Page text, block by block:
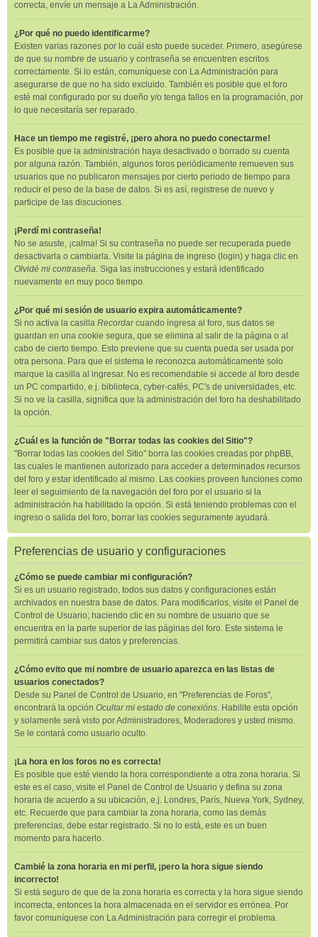
correcta, envíe un mensaje a La Administración.
¿Por qué no puedo identificarme?
Existen varias razones por lo cuál esto puede suceder. Primero, asegúrese
de que su nombre de usuario y contraseña se encuentren escritos
correctamente. Si lo están, comuníquese con La Administración para
asegurarse de que no ha sido excluido. También es posible que el foro
esté mal configurado por su dueño y/o tenga fallos en la programación, por
lo que necesitaría ser reparado.
Hace un tiempo me registré, ¡pero ahora no puedo conectarme!
Es posible que la administración haya desactivado o borrado su cuenta
por alguna razón. También, algunos foros periódicamente remueven sus
usuarios que no publicaron mensajes por cierto periodo de tiempo para
reducir el peso de la base de datos. Si es así, registrese de nuevo y
participe de las discuciones.
¡Perdí mi contraseña!
No se asuste, ¡calma! Si su contraseña no puede ser recuperada puede
desactivarla o cambiarla. Visite la página de ingreso (login) y haga clic en
Olvidé mi contraseña. Siga las instrucciones y estará identificado
nuevamente en muy poco tiempo.
¿Por qué mi sesión de usuario expira automáticamente?
Si no activa la casilla Recordarcuando ingresa al foro, sus datos se
guardan en una cookie segura, que se elimina al salir de la página o al
cabo de cierto tiempo. Esto previene que su cuenta pueda ser usada por
otra persona. Para que el sistema le reconozca automáticamente solo
marque la casilla al ingresar. No es recomendable si accede al foro desde
un PC compartido, e.j. biblioteca, cyber-cafés, PC's de universidades, etc.
Si no ve la casilla, significa que la administración del foro ha deshabilitado
la opción.
¿Cuál es la función de "Borrar todas las cookies del Sitio"?
"Borrar todas las cookies del Sitio" borra las cookies creadas por phpBB,
las cuales le mantienen autorizado para acceder a determinados recursos
del foro y estar identificado al mismo. Las cookies proveen funciones como
leer el seguimiento de la navegación del foro por el usuario si la
administración ha habilitado la opción. Si está teniendo problemas con el
ingreso o salida del foro, borrar las cookies seguramente ayudará.
Preferencias de usuario y configuraciones
¿Cómo se puede cambiar mi configuración?
Si es un usuario registrado, todos sus datos y configuraciones están
archivados en nuestra base de datos. Para modificarlos, visite el Panel de
Control de Usuario; haciendo clic en su nombre de usuario que se
encuentra en la parte superior de las páginas del foro. Este sistema le
permitirá cambiar sus datos y preferencias.
¿Cómo evito que mi nombre de usuario aparezca en las listas de
usuarios conectados?
Desde su Panel de Control de Usuario, en "Preferencias de Foros",
encontrará la opción Ocultar mi estado de conexións. Habilite esta opción
y solamente será visto por Administradores, Moderadores y usted mismo.
Se le contará como usuario oculto.
¡La hora en los foros no es correcta!
Es posible que esté viendo la hora correspondiente a otra zona horaria. Si
este es el caso, visite el Panel de Control de Usuario y defina su zona
horaria de acuerdo a su ubicación, e.j. Londres, París, Nueva York, Sydney,
etc. Recuerde que para cambiar la zona horaria, como las demás
preferencias, debe estar registrado. Si no lo está, este es un buen
momento para hacerlo.
Cambié la zona horaria en mi perfil, ¡pero la hora sigue siendo
incorrecto!
Si está seguro de que de la zona horaria es correcta y la hora sigue siendo
incorrecta, entonces la hora almacenada en el servidor es errónea. Por
favor comuníquese con La Administración para corregir el problema.